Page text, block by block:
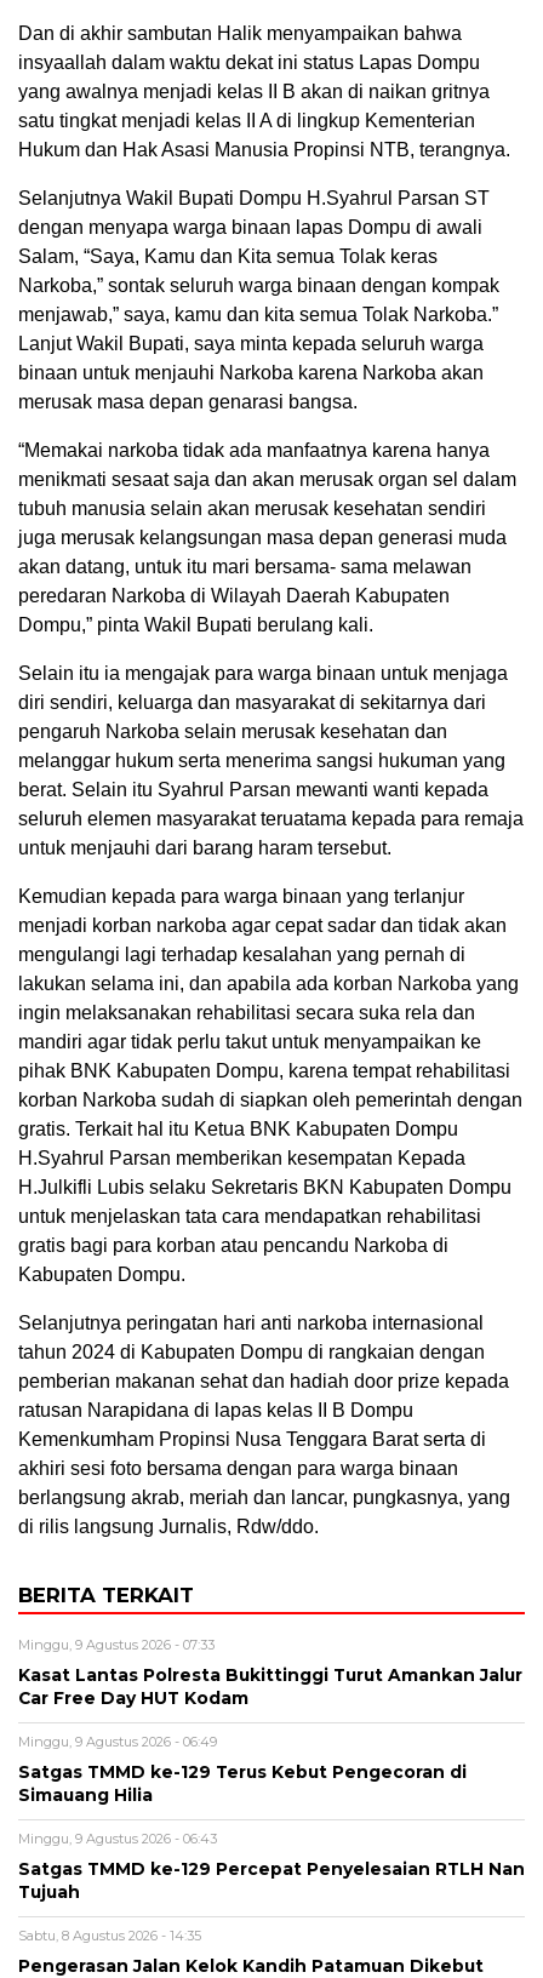
Dan di akhir sambutan Halik menyampaikan bahwa
insyaallah dalam waktu dekat ini status Lapas Dompu
yang awalnya menjadi kelas II B akan di naikan gritnya
satu tingkat menjadi kelas II A di lingkup Kementerian
Hukum dan Hak Asasi Manusia Propinsi NTB, terangnya.
Selanjutnya Wakil Bupati Dompu H.Syahrul Parsan ST
dengan menyapa warga binaan lapas Dompu di awali
Salam, “Saya, Kamu dan Kita semua Tolak keras
Narkoba,” sontak seluruh warga binaan dengan kompak
menjawab,” saya, kamu dan kita semua Tolak Narkoba.”
Lanjut Wakil Bupati, saya minta kepada seluruh warga
binaan untuk menjauhi Narkoba karena Narkoba akan
merusak masa depan genarasi bangsa.
“Memakai narkoba tidak ada manfaatnya karena hanya
menikmati sesaat saja dan akan merusak organ sel dalam
tubuh manusia selain akan merusak kesehatan sendiri
juga merusak kelangsungan masa depan generasi muda
akan datang, untuk itu mari bersama- sama melawan
peredaran Narkoba di Wilayah Daerah Kabupaten
Dompu,” pinta Wakil Bupati berulang kali.
Selain itu ia mengajak para warga binaan untuk menjaga
diri sendiri, keluarga dan masyarakat di sekitarnya dari
pengaruh Narkoba selain merusak kesehatan dan
melanggar hukum serta menerima sangsi hukuman yang
berat. Selain itu Syahrul Parsan mewanti wanti kepada
seluruh elemen masyarakat teruatama kepada para remaja
untuk menjauhi dari barang haram tersebut.
Kemudian kepada para warga binaan yang terlanjur
menjadi korban narkoba agar cepat sadar dan tidak akan
mengulangi lagi terhadap kesalahan yang pernah di
lakukan selama ini, dan apabila ada korban Narkoba yang
ingin melaksanakan rehabilitasi secara suka rela dan
mandiri agar tidak perlu takut untuk menyampaikan ke
pihak BNK Kabupaten Dompu, karena tempat rehabilitasi
korban Narkoba sudah di siapkan oleh pemerintah dengan
gratis. Terkait hal itu Ketua BNK Kabupaten Dompu
H.Syahrul Parsan memberikan kesempatan Kepada
H.Julkifli Lubis selaku Sekretaris BKN Kabupaten Dompu
untuk menjelaskan tata cara mendapatkan rehabilitasi
gratis bagi para korban atau pencandu Narkoba di
Kabupaten Dompu.
Selanjutnya peringatan hari anti narkoba internasional
tahun 2024 di Kabupaten Dompu di rangkaian dengan
pemberian makanan sehat dan hadiah door prize kepada
ratusan Narapidana di lapas kelas II B Dompu
Kemenkumham Propinsi Nusa Tenggara Barat serta di
akhiri sesi foto bersama dengan para warga binaan
berlangsung akrab, meriah dan lancar, pungkasnya, yang
di rilis langsung Jurnalis, Rdw/ddo.
BERITA TERKAIT
Minggu, 9 Agustus 2026 - 07:33
Kasat Lantas Polresta Bukittinggi Turut Amankan Jalur
Car Free Day HUT Kodam
Minggu, 9 Agustus 2026 - 06:49
Satgas TMMD ke-129 Terus Kebut Pengecoran di
Simauang Hilia
Minggu, 9 Agustus 2026 - 06:43
Satgas TMMD ke-129 Percepat Penyelesaian RTLH Nan
Tujuah
Sabtu, 8 Agustus 2026 - 14:35
Pengerasan Jalan Kelok Kandih Patamuan Dikebut